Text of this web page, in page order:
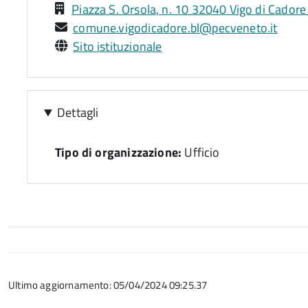
Piazza S. Orsola, n. 10 32040 Vigo di
comune.vigodicadore.bl@pecveneto.it
Sito istituzionale
Dettagli
Tipo di organizzazione: Ufficio
Ultimo aggiornamento: 05/04/2024 09:25.37